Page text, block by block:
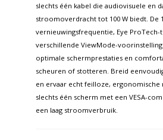
slechts één kabel die audiovisuele en
stroomoverdracht tot 100 W biedt. De
vernieuwingsfrequentie, Eye
verschillende ViewMode-
optimale schermprestaties en
scheuren of stotteren. Breid
en ervaar echt feilloze, ergonomische
slechts één scherm met een VESA-
een laag stroomverbruik.